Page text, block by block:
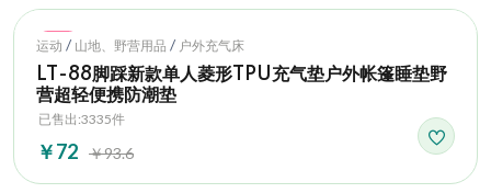
Hot
运动 / 山地、野营用品 / 户外充气床
LT-88脚踩新款单人菱形TPU充气垫户外帐篷睡垫野
营超轻便携防潮垫
已售出:3335件
￥72 ￥93.6